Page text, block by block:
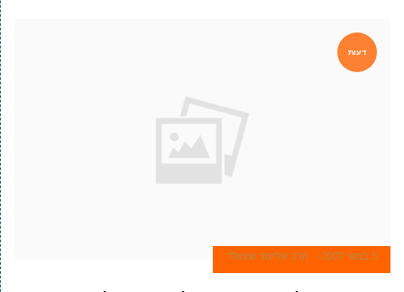
דעות
5 במאי 2007 הרב אליעזר שינוולד